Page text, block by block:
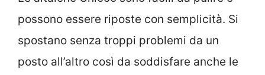
possono essere riposte con semplicità. Si
spostano senza troppi problemi da un
posto all’altro così da soddisfare anche le